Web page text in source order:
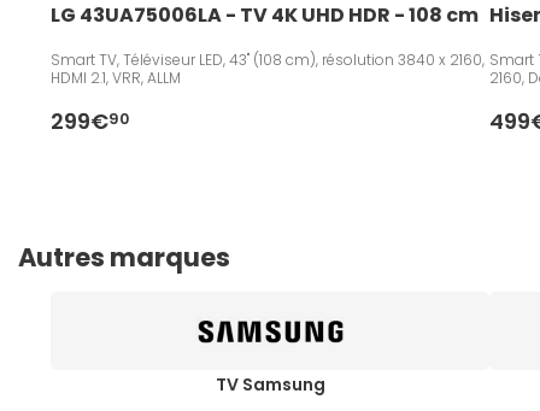
LG 43UA75006LA - TV 4K UHD HDR - 108 cm
Smart TV, Téléviseur LED, 43" (108 cm), résolution 3840 x 2160,
HDMI 2.1, VRR, ALLM
299€90
Smart
2160,
Autres marques
TV Samsung